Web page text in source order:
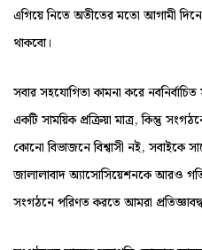
এগিয়ে নিতে অতীতের মতো আগামী
থাকবো।
সবার সহযোগিতা কামনা করে
একটি সাময়িক প্রক্রিয়া মাত্র, কিন্তু
কোনো বিভাজনে বিশ্বাসী নই, সবাইকে
জালালাবাদ অ্যাসোসিয়েশনকে আরও
সংগঠনে পরিণত করতে আমরা